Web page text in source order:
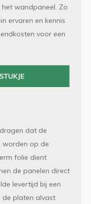
het wandpaneel. Zo
ervaren en kennis
voor een
dat de
worden op de
folie dient
de panelen direct
levertijd bij een
de platen alvast